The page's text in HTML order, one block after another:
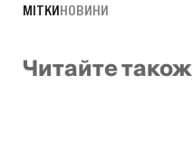
МІТКИНОВИНИ
Читайте також